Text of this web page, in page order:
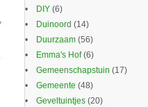
DIY(6)
Duinoord (14)
Duurzaam(56)
Emma's Hof(6)
Gemeenschapstuin (17)
Gemeente (48)
Geveltuintjes(20)